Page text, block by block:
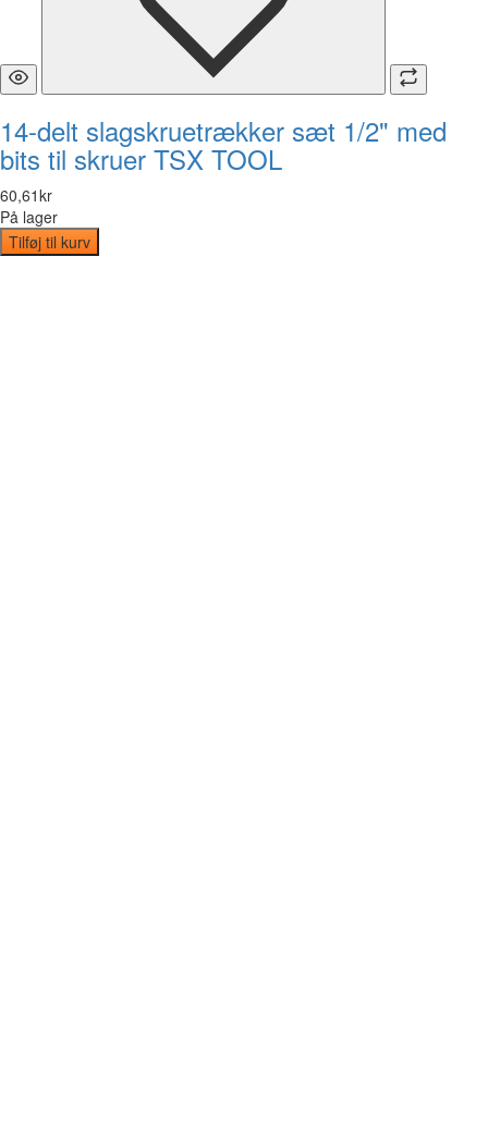
14-delt slagskruetrækker sæt 1/2" med
bits til skruer TSX TOOL
60,61kr
På lager
Tilføj til kurv